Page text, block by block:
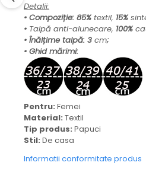
Detalii:
• Compoziție: 85% textil, 15%
• Talpă anti-alunecare, 100%
• Înălțime talpă: 3 cm;
• Ghid mărimi:
Pentru: Femei
Material: Textil
Tip produs: Papuci
Stil: De casa
Informatii conformitate produs